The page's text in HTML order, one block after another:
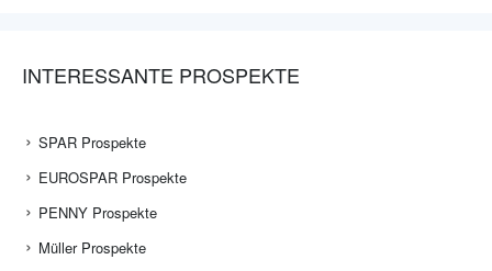
INTERESSANTE PROSPEKTE
SPAR Prospekte
EUROSPAR Prospekte
PENNY Prospekte
Müller Prospekte